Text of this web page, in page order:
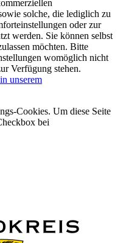
solche, die lediglich zu
oder zur
werden. Sie können selbst
möchten. Bitte
womöglich nicht
Verfügung stehen.
unserem
Cookies. Um diese Seite
bei